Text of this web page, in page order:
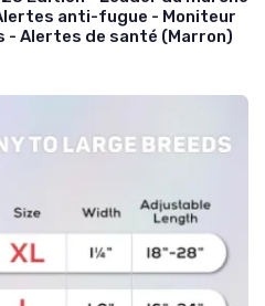
anti-fugue - Moniteur
Alertes de santé (Marron)